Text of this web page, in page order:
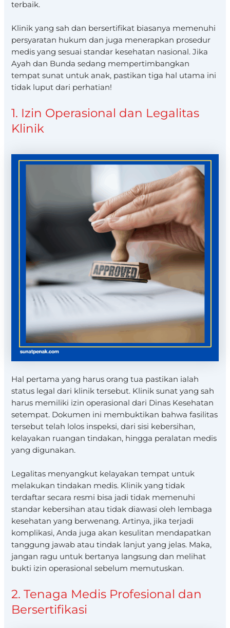
terbaik.
Klinik yang sah dan bersertifikat biasanya memenuhi
persyaratan hukum dan juga menerapkan prosedur
medis yang sesuai standar kesehatan nasional. Jika
Ayah dan Bunda sedang mempertimbangkan
tempat sunat untuk anak, pastikan tiga hal utama ini
tidak luput dari perhatian!
1. Izin Operasional dan Legalitas
Klinik
Hal pertama yang harus orang tua pastikan ialah
status legal dari klinik tersebut. Klinik sunat yang sah
harus memiliki izin operasional dari Dinas Kesehatan
setempat. Dokumen ini membuktikan bahwa fasilitas
tersebut telah lolos inspeksi, dari sisi kebersihan,
kelayakan ruangan tindakan, hingga peralatan medis
yang digunakan.
Legalitas menyangkut kelayakan tempat untuk
melakukan tindakan medis. Klinik yang tidak
terdaftar secara resmi bisa jadi tidak memenuhi
standar kebersihan atau tidak diawasi oleh lembaga
kesehatan yang berwenang. Artinya, jika terjadi
komplikasi, Anda juga akan kesulitan mendapatkan
tanggung jawab atau tindak lanjut yang jelas. Maka,
jangan ragu untuk bertanya langsung dan melihat
bukti izin operasional sebelum memutuskan.
2. Tenaga Medis Profesional dan
Bersertifikasi